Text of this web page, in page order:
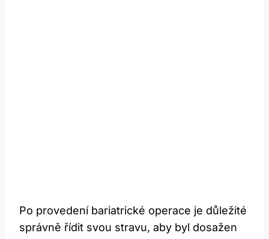
Po⁣ provedení bariatrické operace je důležité
správně⁣ řídit svou​ stravu, aby byl ‌dosažen